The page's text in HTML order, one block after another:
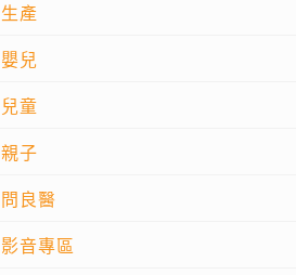
生產
嬰兒
兒童
親子
問良醫
影音專區